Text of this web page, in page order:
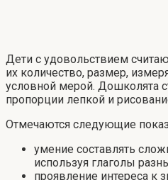
Дети с удовольствием
их количество, размер,
условной мерой. Дошколята
пропорции лепкой и
Отмечаются следующие
умение составлять
используя глаголы
проявление интереса к